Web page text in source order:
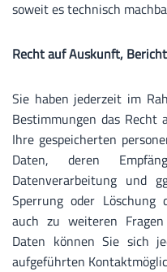
soweit es technisch
Recht auf Auskunft,
Sie haben jederzeit im
Bestimmungen das
Ihre gespeicherten
Daten, deren
Datenverarbeitung und
Sperrung oder Löschung
auch zu weiteren Fragen
Daten können Sie sich
aufgeführten